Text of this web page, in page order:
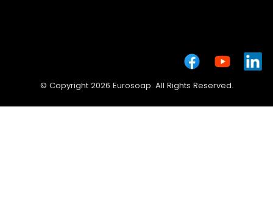
© Copyright 2026 Eurosoap. All Rights Reserved.